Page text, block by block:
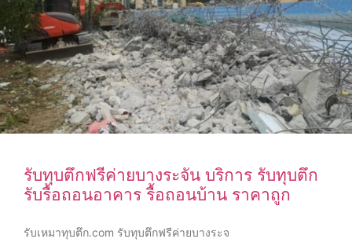
รับทุบตึกฟรีค่ายบางระจัน บริการ รับทุบตึก
รับรื้อถอนอาคาร รื้อถอนบ้าน ราคาถูก
รับเหมาทุบตึก.com รับทุบตึกฟรีค่ายบางระจ